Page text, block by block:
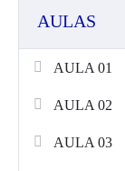
AULAS
AULA 01
AULA 02
AULA 03